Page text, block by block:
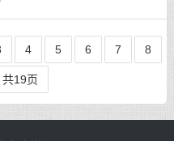
4 5 6 7 8
共19页